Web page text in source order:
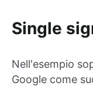
Single
Nell'esempio
Google come